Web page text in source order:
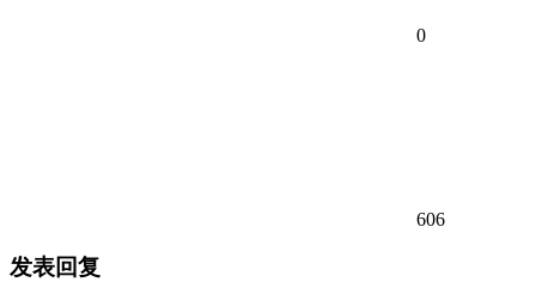
0
606
发表回复